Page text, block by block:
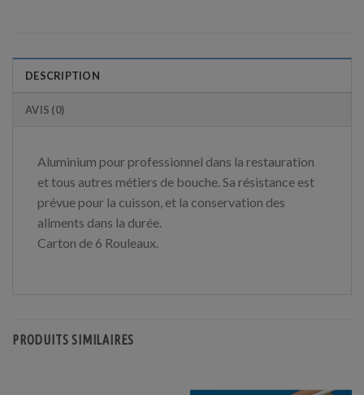
DESCRIPTION
AVIS (0)
Aluminium pour professionnel dans la restauration
et tous autres métiers de bouche. Sa résistance est
prévue pour la cuisson, et la conservation des
aliments dans la durée.
Carton de 6 Rouleaux.
PRODUITS SIMILAIRES